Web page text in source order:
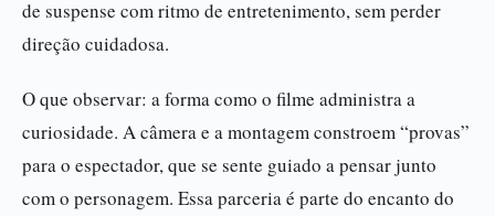
de suspense com ritmo de entretenimento, sem perder
direção cuidadosa.
O que observar: a forma como o filme administra a
curiosidade. A câmera e a montagem constroem “provas”
para o espectador, que se sente guiado a pensar junto
com o personagem. Essa parceria é parte do encanto do